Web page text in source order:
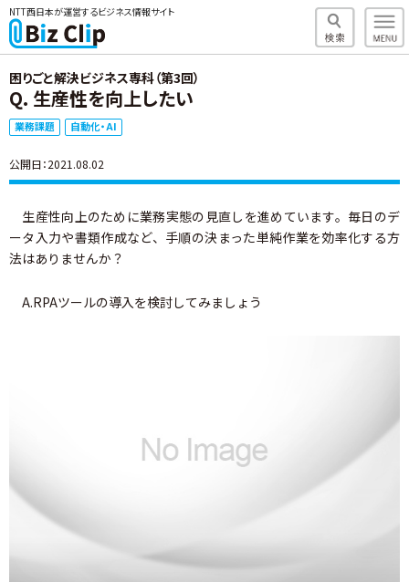
NTT西日本が運営するビジネス情報サイト
困りごと解決ビジネス専科（第3回）
Q. 生産性を向上したい
業務課題 自動化・AI
公開日：2021.08.02
生産性向上のために業務実態の見直しを進めています。毎日のデ
ータ入力や書類作成など、手順の決まった単純作業を効率化する方
法はありませんか？
A.RPAツールの導入を検討してみましょう